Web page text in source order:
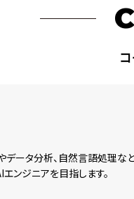
ータ分析、自然言語処理な
ンジニアを目指します。